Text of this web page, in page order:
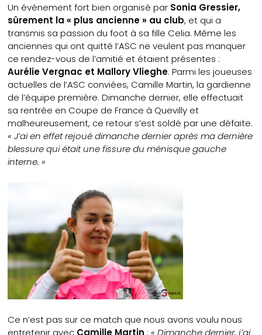
Un événement fort bien organisé par Sonia Gressier,
sûrement la « plus ancienne » au club, et qui a
transmis sa passion du foot à sa fille Celia. Même les
anciennes qui ont quitté l’ASC ne veulent pas manquer
ce rendez-vous de l’amitié et étaient présentes :
Aurélie Vergnac et Mallory Vlieghe. Parmi les joueuses
actuelles de l’ASC conviées, Camille Martin, la gardienne
de l’équipe première. Dimanche dernier, elle effectuait
sa rentrée en Coupe de France à Quevilly et
malheureusement, ce retour s’est soldé par une défaite.
« J’ai en effet rejoué dimanche dernier après ma dernière
blessure qui était une fissure du ménisque gauche
interne. »
Ce n’est pas sur ce match que nous avons voulu nous
entretenir avec Camille Martin :« Dimanche dernier, j’ai